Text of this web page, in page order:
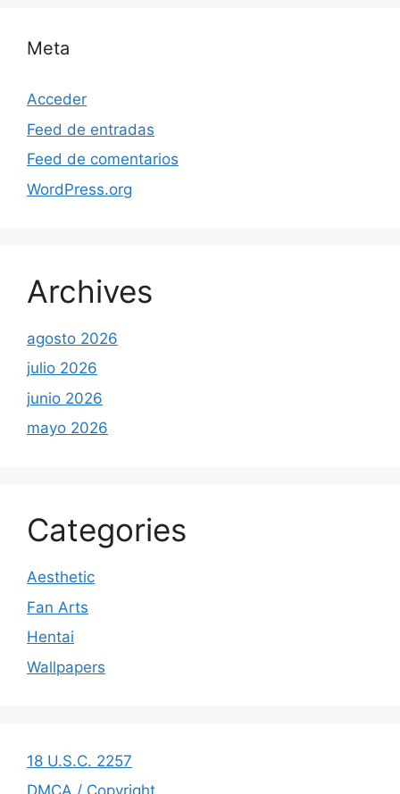
Meta
Acceder
Feed de entradas
Feed de comentarios
WordPress.org
Archives
agosto 2026
julio 2026
junio 2026
mayo 2026
Categories
Aesthetic
Fan Arts
Hentai
Wallpapers
18 U.S.C. 2257